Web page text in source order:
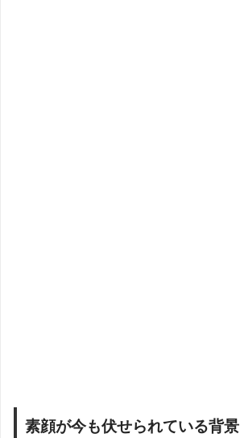
素顔が今も伏せられている背景